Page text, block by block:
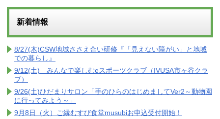
新着情報
8/27(木)CSW地域ささえ合い研修『「見えない障がい」と地域
での暮らし』
9/12(土) みんなで楽しむeスポーツクラブ（IVUSA市ヶ谷クラ
ブ）
9/26(土)ひだまりサロン「手のひらのはじめましてVer2～動物園
に行ってみよう～」
9月8日（火）ご縁むすび食堂musubiお申込受付開始！